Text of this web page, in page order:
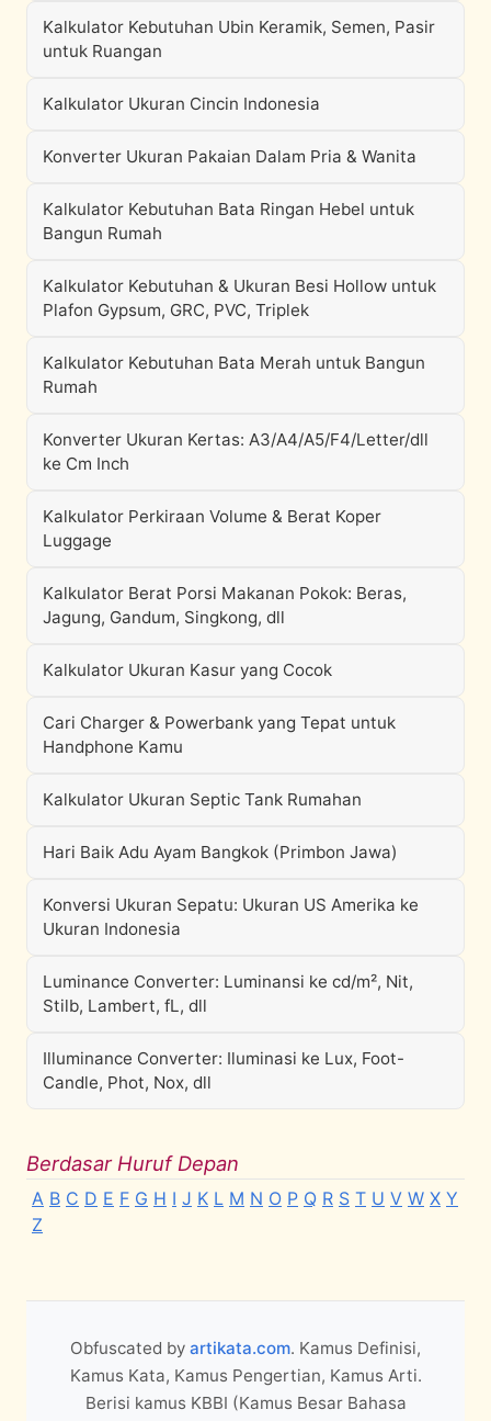
Kalkulator Kebutuhan Ubin Keramik, Semen, Pasir
untuk Ruangan
Kalkulator Ukuran Cincin Indonesia
Konverter Ukuran Pakaian Dalam Pria & Wanita
Kalkulator Kebutuhan Bata Ringan Hebel untuk
Bangun Rumah
Kalkulator Kebutuhan & Ukuran Besi Hollow untuk
Plafon Gypsum, GRC, PVC, Triplek
Kalkulator Kebutuhan Bata Merah untuk Bangun
Rumah
Konverter Ukuran Kertas: A3/A4/A5/F4/Letter/dll
ke Cm Inch
Kalkulator Perkiraan Volume & Berat Koper
Luggage
Kalkulator Berat Porsi Makanan Pokok: Beras,
Jagung, Gandum, Singkong, dll
Kalkulator Ukuran Kasur yang Cocok
Cari Charger & Powerbank yang Tepat untuk
Handphone Kamu
Kalkulator Ukuran Septic Tank Rumahan
Hari Baik Adu Ayam Bangkok (Primbon Jawa)
Konversi Ukuran Sepatu: Ukuran US Amerika ke
Ukuran Indonesia
Luminance Converter: Luminansi ke cd/m², Nit,
Stilb, Lambert, fL, dll
Illuminance Converter: Iluminasi ke Lux, Foot-
Candle, Phot, Nox, dll
Berdasar Huruf Depan
A B C D E F G H I J K L M N O P Q R S T U V W X Y
Z
Obfuscated by artikata.com. Kamus Definisi,
Kamus Kata, Kamus Pengertian, Kamus Arti.
Berisi kamus KBBI (Kamus Besar Bahasa